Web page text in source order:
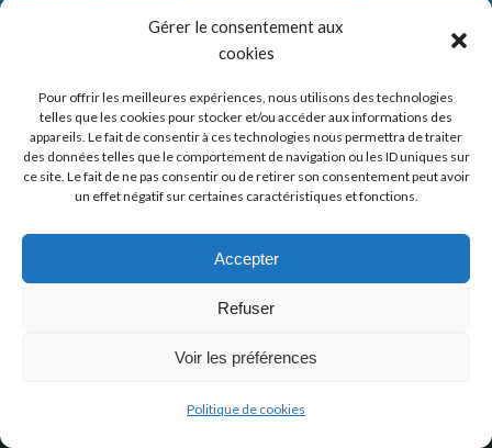
Gérer le consentement aux
cookies
Pour offrir les meilleures expériences, nous utilisons des technologies
telles que les cookies pour stocker et/ou accéder aux informations des
appareils. Le fait de consentir à ces technologies nous permettra de traiter
des données telles que le comportement de navigation ou les ID uniques sur
ce site. Le fait de ne pas consentir ou de retirer son consentement peut avoir
un effet négatif sur certaines caractéristiques et fonctions.
Accepter
Refuser
Voir les préférences
Politique de cookies